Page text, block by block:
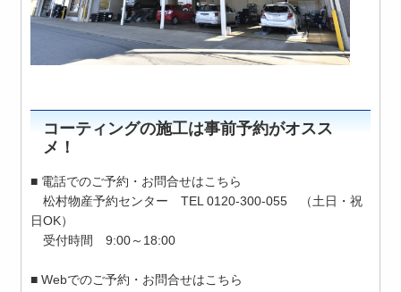
コーティングの施工は事前予約がオスス
メ！
■ 電話でのご予約・お問合せはこちら
松村物産予約センター TEL 0120-300-055 （土日・祝
日OK）
受付時間 9:00～18:00
■ Webでのご予約・お問合せはこちら